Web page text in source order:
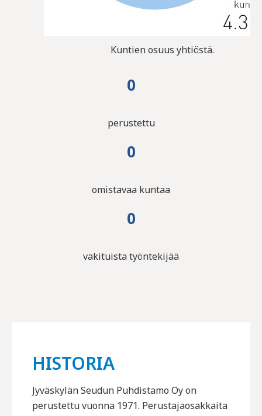
Kuntien osuus yhtiöstä.
0
perustettu
0
omistavaa kuntaa
0
vakituista työntekijää
HISTORIA
Jyväskylän Seudun Puhdistamo Oy on
perustettu vuonna 1971. Perustajaosakkaita